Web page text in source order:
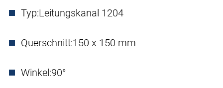
Typ:Leitungskanal 1204
Querschnitt:150 x 150 mm
Winkel:90°